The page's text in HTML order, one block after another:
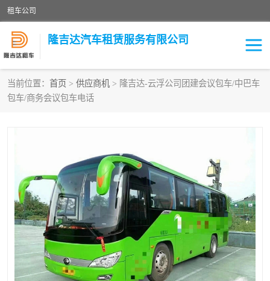
租车公司
隆吉达汽车租赁服务有限公司
当前位置： 首页 > 供应商机 > 隆吉达-云浮公司团建会议包车/中巴车
包车/商务会议包车电话
租车公司